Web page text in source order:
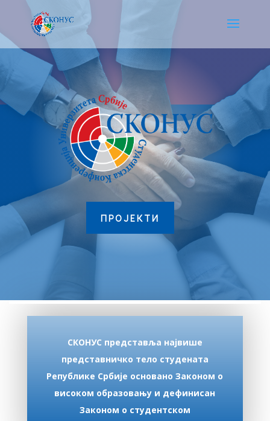
ПРОЈЕКТИ
СКОНУС представља највише
представничко тело студената
Републике Србије основано Законом о
високом образовању и дефинисан
Законом о студентском